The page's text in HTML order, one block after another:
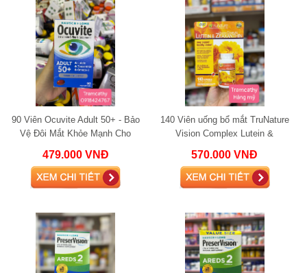
90 Viên Ocuvite Adult 50+ - Bảo
Vệ Đôi Mắt Khỏe Mạnh Cho
479.000 VNĐ
140 Viên uống bổ mắt TruNature
Vision Complex Lutein &
mắt h
570.000 VNĐ